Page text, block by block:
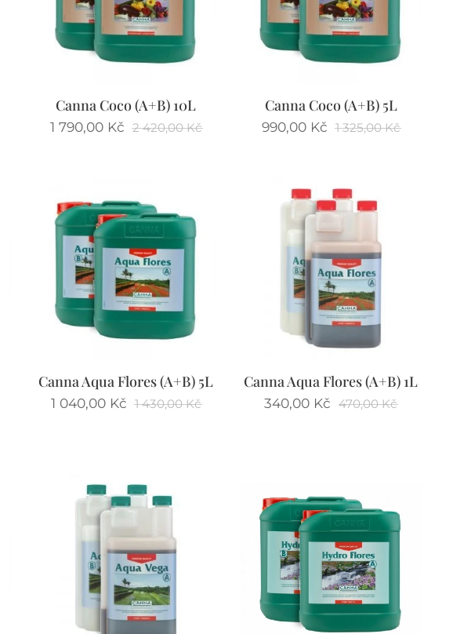
Canna Coco (A+B) 10L
1 790,00Kč 2 420,00Kč
Canna Coco (A+B) 5L
990,00Kč 1 325,00Kč
Canna Aqua Flores (A+B) 5L
1 040,00Kč 1 430,00Kč
Canna Aqua Flores (A+B) 1L
340,00 Kč 470,00Kč